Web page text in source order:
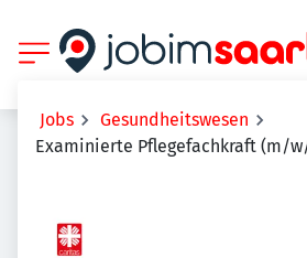
Jobs
Gesundheitswesen
Examinierte Pflegefachkraft (m/